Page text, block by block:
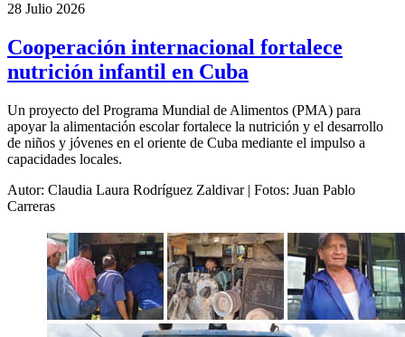
28 Julio 2026
Cooperación internacional fortalece
nutrición infantil en Cuba
Un proyecto del Programa Mundial de Alimentos (PMA) para
apoyar la alimentación escolar fortalece la nutrición y el desarrollo
de niños y jóvenes en el oriente de Cuba mediante el impulso a
capacidades locales.
Autor: Claudia Laura Rodríguez Zaldivar | Fotos: Juan Pablo
Carreras